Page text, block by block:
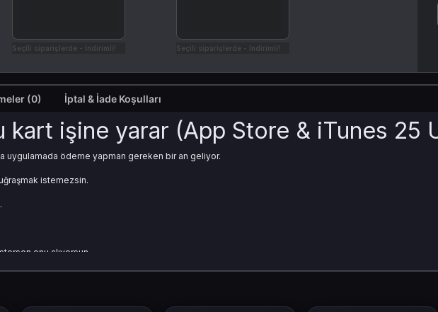
Seçili siparişlerde - İndirimli! Seçili siparişlerde - İndirimli!
Değerlendirmeler (0) İptal & İade Koşulları
kart işine yarar (App Store & iTunes 25
uygulamada ödeme yapman gereken bir an geliyor.
istemezsin.
onu alıyorsun.